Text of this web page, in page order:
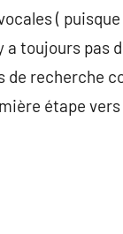
( puisque
toujours pas
de recherche
étape